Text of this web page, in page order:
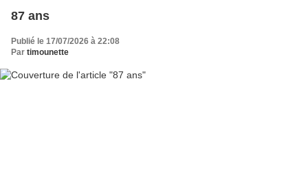
87 ans
Publié le 17/07/2026 à 22:08
Par timounette